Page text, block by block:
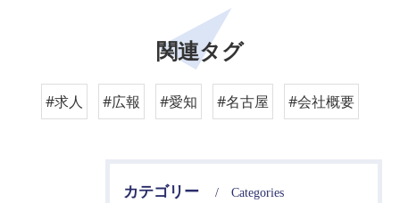
関連タグ
#求人 #広報 #愛知 #名古屋 #会社概要
カテゴリー Categories